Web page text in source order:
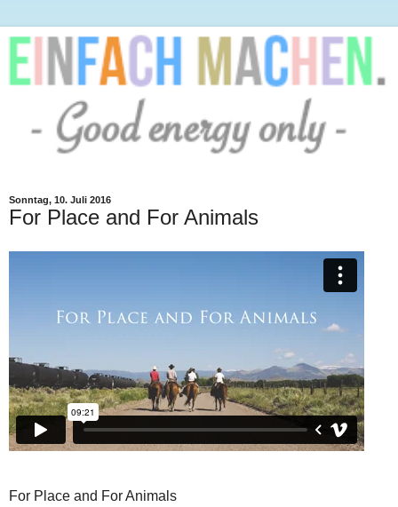
Sonntag, 10. Juli 2016
For Place and For Animals
For Place and For Animals